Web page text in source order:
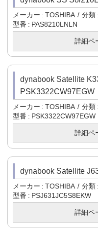
メーカー TOSHIBA 分類
型番
PAS8210LNLN
詳細ペ
dynabook Satellite
PSK3322CW97EGW
メーカー TOSHIBA 分類
型番
PSK3322CW97EGW
詳細ペ
dynabook Satellite
メーカー TOSHIBA 分類
型番
PSJ631JC5S8EKW
詳細ペ